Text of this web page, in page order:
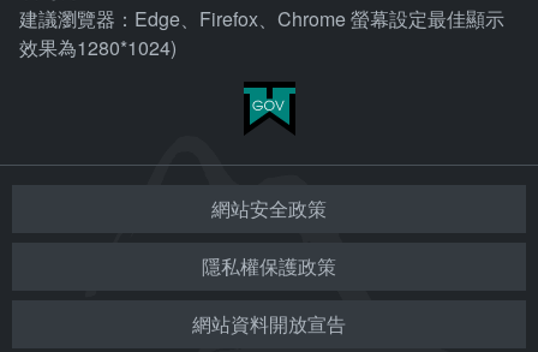
建議瀏覽器：Edge、Firefox、Chrome 螢幕設定最佳顯示
效果為1280*1024)
網站安全政策
隱私權保護政策
網站資料開放宣告